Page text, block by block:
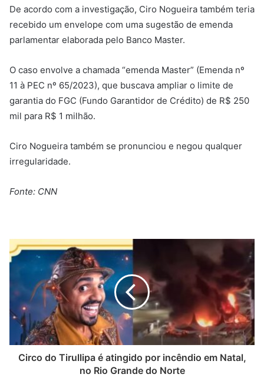
De acordo com a investigação, Ciro Nogueira também teria
recebido um envelope com uma sugestão de emenda
parlamentar elaborada pelo Banco Master.
O caso envolve a chamada “emenda Master” (Emenda nº
11 à PEC nº 65/2023), que buscava ampliar o limite de
garantia do FGC (Fundo Garantidor de Crédito) de R$ 250
mil para R$ 1 milhão.
Ciro Nogueira também se pronunciou e negou qualquer
irregularidade.
Fonte: CNN
Circo do Tirullipa é atingido por incêndio em Natal,
no Rio Grande do Norte